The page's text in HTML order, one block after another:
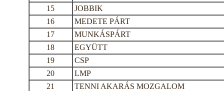
15
JOBBIK
16
MEDETE PÁRT
17
MUNKÁSPÁRT
18
EGYÜTT
19
CSP
20
LMP
21
TENNI AKARÁS MOZGALOM